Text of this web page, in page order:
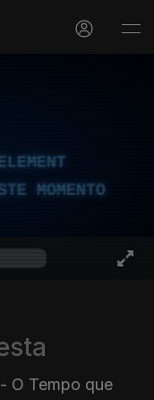
MOMENTO
O Tempo que